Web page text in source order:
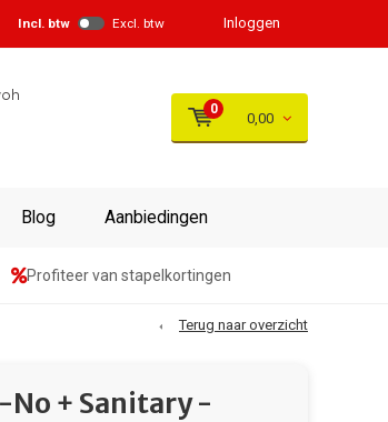
Incl. btw Excl. btw Inloggen
0
0,00
Blog Aanbiedingen
Profiteer van stapelkortingen
Terug naar overzicht
+ Sanitary -